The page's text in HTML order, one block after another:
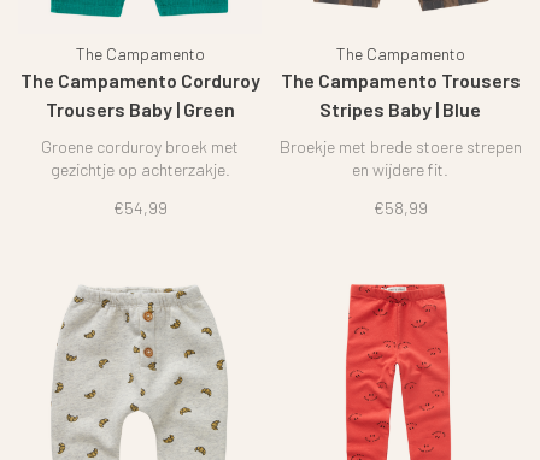
The Campamento
The Campamento Corduroy
Trousers Baby | Green
Groene corduroy broek met
gezichtje op achterzakje.
€54,99
The Campamento
The Campamento Trousers
Stripes Baby | Blue
Broekje met brede stoere strepen
en wijdere fit.
€58,99